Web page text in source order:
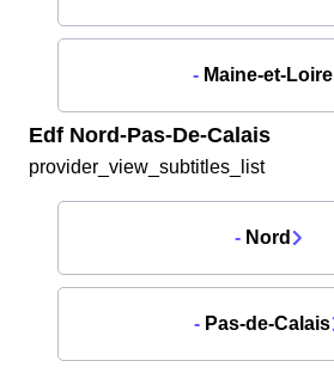
-Maine-et-Loire
Edf Nord-Pas-De-Calais
provider_view_subtitles_list
-Nord
- Pas-de-Calais